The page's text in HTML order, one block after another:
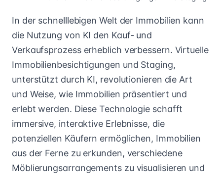
In der schnelllebigen Welt der Immobilien kann
die Nutzung von KI den Kauf- und
Verkaufsprozess erheblich verbessern. Virtuelle
Immobilienbesichtigungen und Staging,
unterstützt durch KI, revolutionieren die Art
und Weise, wie Immobilien präsentiert und
erlebt werden. Diese Technologie schafft
immersive, interaktive Erlebnisse, die
potenziellen Käufern ermöglichen, Immobilien
aus der Ferne zu erkunden, verschiedene
Möblierungsarrangements zu visualisieren und